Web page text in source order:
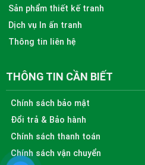
Sản phẩm thiết kế tranh
Dịch vụ In ấn tranh
Thông tin liên hệ
THÔNG TIN CẦN BIẾT
Chính sách bảo mật
Đổi trả & Bảo hành
Chính sách thanh toán
Chính sách vận chuyển